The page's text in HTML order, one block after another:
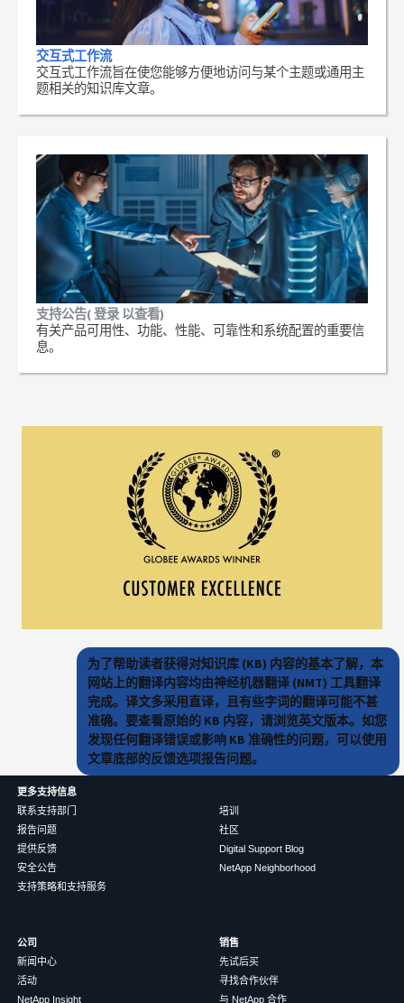
交互式工作流
交互式工作流旨在使您能够方便地访问与某个主题或通用主
题相关的知识库文章。
支持公告( 登录 以查看)
有关产品可用性、功能、性能、可靠性和系统配置的重要信
息。
为了帮助读者获得对知识库 (KB) 内容的基本了解，本
网站上的翻译内容均由神经机器翻译 (NMT) 工具翻译
完成。译文多采用直译，且有些字词的翻译可能不甚
准确。要查看原始的 KB 内容，请浏览英文版本。如您
发现任何翻译错误或影响 KB 准确性的问题，可以使用
文章底部的反馈选项报告问题。
更多支持信息
联系支持部门
报告问题
提供反馈
安全公告
支持策略和支持服务
培训
社区
Digital Support Blog
NetApp Neighborhood
公司
新闻中心
活动
NetApp Insight
销售
先试后买
寻找合作伙伴
与 NetApp 合作